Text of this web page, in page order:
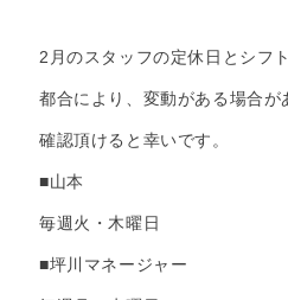
2月のスタッフの定休日とシフト
都合により、変動がある場合
確認頂けると幸いです。
■山本
毎週火・木曜日
■坪川マネージャー